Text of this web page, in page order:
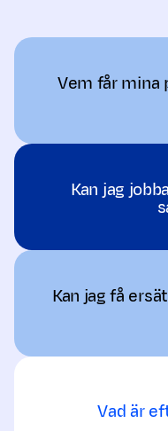
Vem får mina
Kan jag
Kan jag få
Vad är